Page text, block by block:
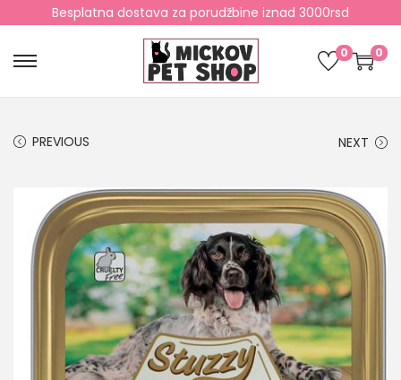
Besplatna dostava za porudžbine iznad 3000rsd
0 0
PREVIOUS NEXT